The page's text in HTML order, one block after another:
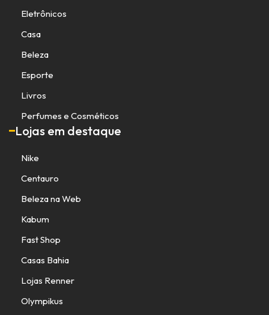
Eletrônicos
Casa
Beleza
Esporte
Livros
Perfumes e Cosméticos
Lojas em destaque
Nike
Centauro
Beleza na Web
Kabum
Fast Shop
Casas Bahia
Lojas Renner
Olympikus